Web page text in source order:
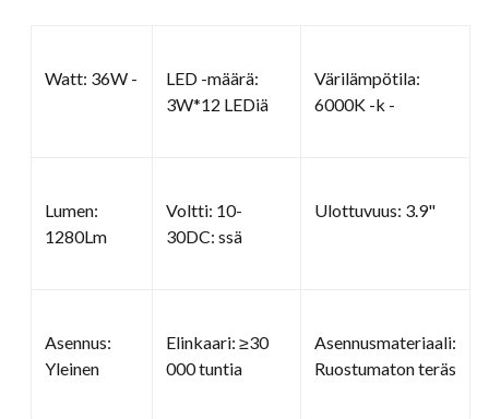
Watt: 36W -
LED -määrä:
3W*12 LEDiä
Värilämpötila:
6000K -k -
Lumen:
1280Lm
Voltti: 10-
30DC: ssä
Ulottuvuus: 3.9"
Asennus:
Yleinen
Elinkaari: ≥30
000 tuntia
Asennusmateriaali:
Ruostumaton teräs